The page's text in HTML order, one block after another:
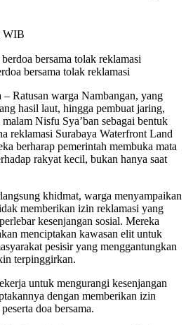
WIB
bersama tolak reklamasi
Ratusan warga Nambangan, yang
hasil laut, hingga pembuat jaring,
Nisfu Sya’ban sebagai bentuk
reklamasi Surabaya Waterfront Land
berharap pemerintah membuka mata
rakyat kecil, bukan hanya saat
khidmat, warga menyampaikan
memberikan izin reklamasi yang
kesenjangan sosial. Mereka
menciptakan kawasan elit untuk
pesisir yang menggantungkan
terpinggirkan.
untuk mengurangi kesenjangan
dengan memberikan izin
doa bersama.